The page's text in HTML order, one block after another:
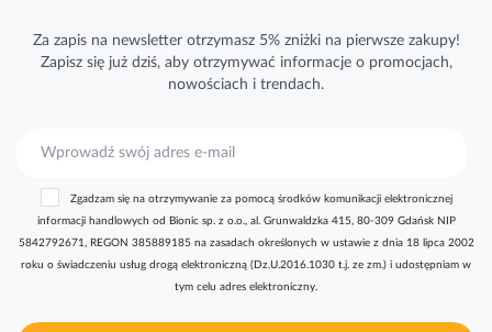
Za zapis na newsletter otrzymasz 5% zniżki na pierwsze zakupy!
Zapisz się już dziś, aby otrzymywać informacjeo promocjach,
nowościach i trendach.
r
y
Zgadzam się na otrzymywanie za pomocą środków komunikacji elektronicznej
informacji handlowych od Bionic sp. z o.o., al. Grunwaldzka 415, 80-309 Gdańsk NIP
5842792671, REGON 385889185 na zasadach określonych w ustawie z dnia 18 lipca 2002
roku o świadczeniu usług drogą elektroniczną (Dz.U.2016.1030 t.j. ze zm.) i udostępniam w
tym celu adres elektroniczny.